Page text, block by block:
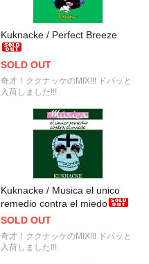
Kuknacke / Perfect Breeze
SOLD OUT
奇才！ククナッケのMIX!!! ドバッと
入荷しました!!!
Kuknacke / Musica el unico
remedio contra el miedo
SOLD OUT
奇才！ククナッケのMIX!!! ドバッと
入荷しました!!!